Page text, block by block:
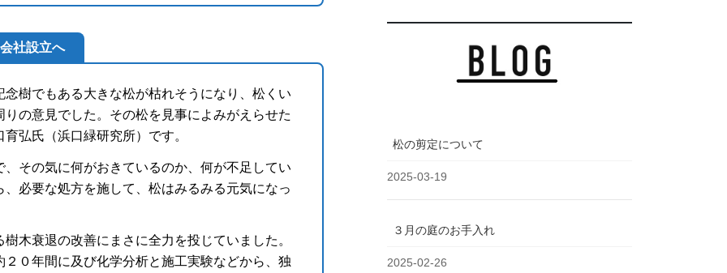
社設立へ
樹でもある大きな松が枯れそうになり、松くい
の意見でした。その松を見事によみがえらせた
弘氏（浜口緑研究所）です。
その気に何がおきているのか、何が不足してい
必要な処方を施して、松はみるみる元気になっ
木衰退の改善にまさに全力を投じていました。
０年間に及び化学分析と施工実験などから、独
松の剪定について
2025-03-19
３月の庭のお手入れ
2025-02-26